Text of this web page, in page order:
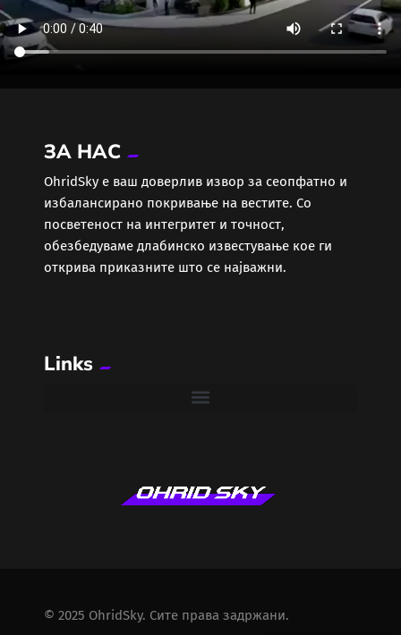
ЗА НАС
ОhridSky е ваш доверлив извор за сеопфатно и
избалансирано покривање на вестите. Со
посветеност на интегритет и точност,
обезбедуваме длабинско известување кое ги
открива приказните што се најважни.
Links
© 2025 OhridSky. Сите права задржани.